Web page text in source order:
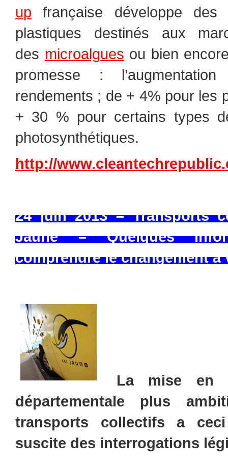
up française développe
plastiques destinés aux
des microalgues ou bien
promesse :
rendements ; de + 4% pour les
+ 30 % pour certains types
photosynthétiques.
http://
24 juin 2013 –Transports
Jaune – Quelques
comprendre le
La mise en
départementale plus
transports collectifs a
suscite des interrogations